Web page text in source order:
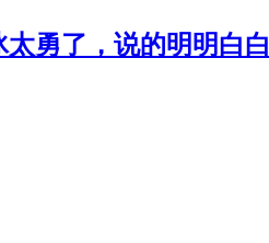
勇了，说的明明白白